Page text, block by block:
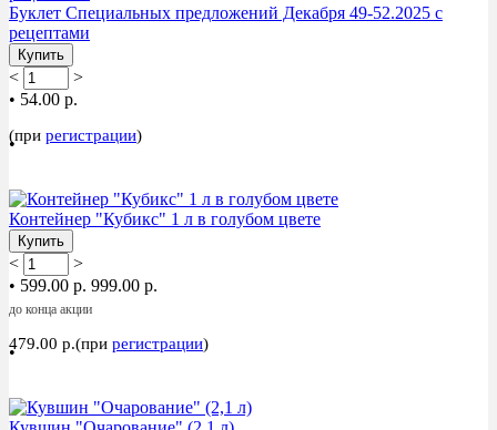
Буклет Специальных предложений Декабря 49-52.2025 с
рецептами
Купить
<
>
• 54.00 р.
(при регистрации)
•
Контейнер "Кубикс" 1 л в голубом цвете
Купить
<
>
• 599.00 р. 999.00 р.
до конца акции
479.00 р.(при регистрации)
•